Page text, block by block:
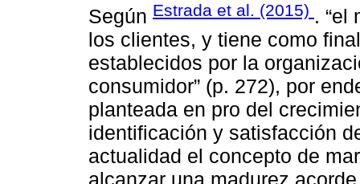
Según Estrada et al. (2015) . “el
los clientes, y tiene como
establecidos por la
consumidor” (p. 272), por
planteada en pro del
identificación y satisfacción
actualidad el concepto de
alcanzar una madurez